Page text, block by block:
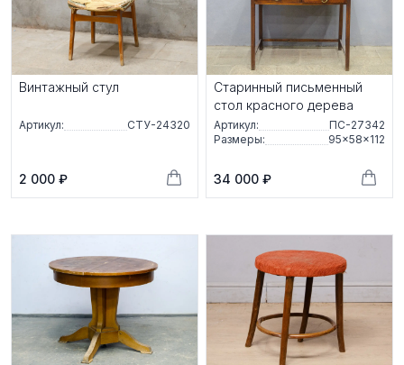
Винтажный стул
Артикул: СТУ-24320
2 000 ₽
Старинный письменный
стол красного дерева
Артикул:
ПС-27342
Размеры:
95×58×112
34 000 ₽